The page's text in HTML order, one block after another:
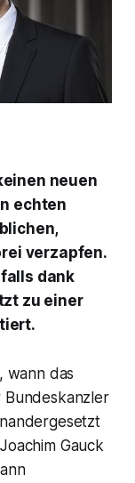
neuen
echten
verzapfen.
dank
zu einer
wann das
Gauck